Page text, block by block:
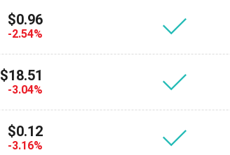
$0.96
-2.54%
$18.51
-3.04%
$0.12
-3.16%